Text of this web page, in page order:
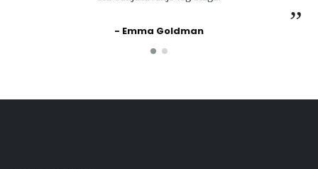
- Emma Goldman